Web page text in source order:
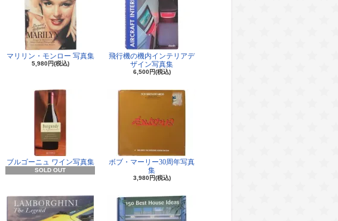
マリリン・モンロー 写真集
5,980円(税込)
飛行機の機内インテリアデ
ザイン写真集
6,500円(税込)
ブルゴーニュ ワイン写真集
SOLD OUT
ボブ・マーリー30周年写真
集
3,980円(税込)